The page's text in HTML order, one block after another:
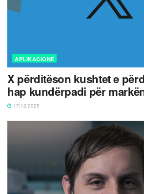
APLIKACIONE
X përditëson kushtet e
hap kundërpadi për
17/12/2025